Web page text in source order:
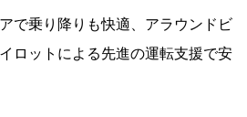
で乗り降りも快適、アラウンドビ
ロットによる先進の運転支援で安